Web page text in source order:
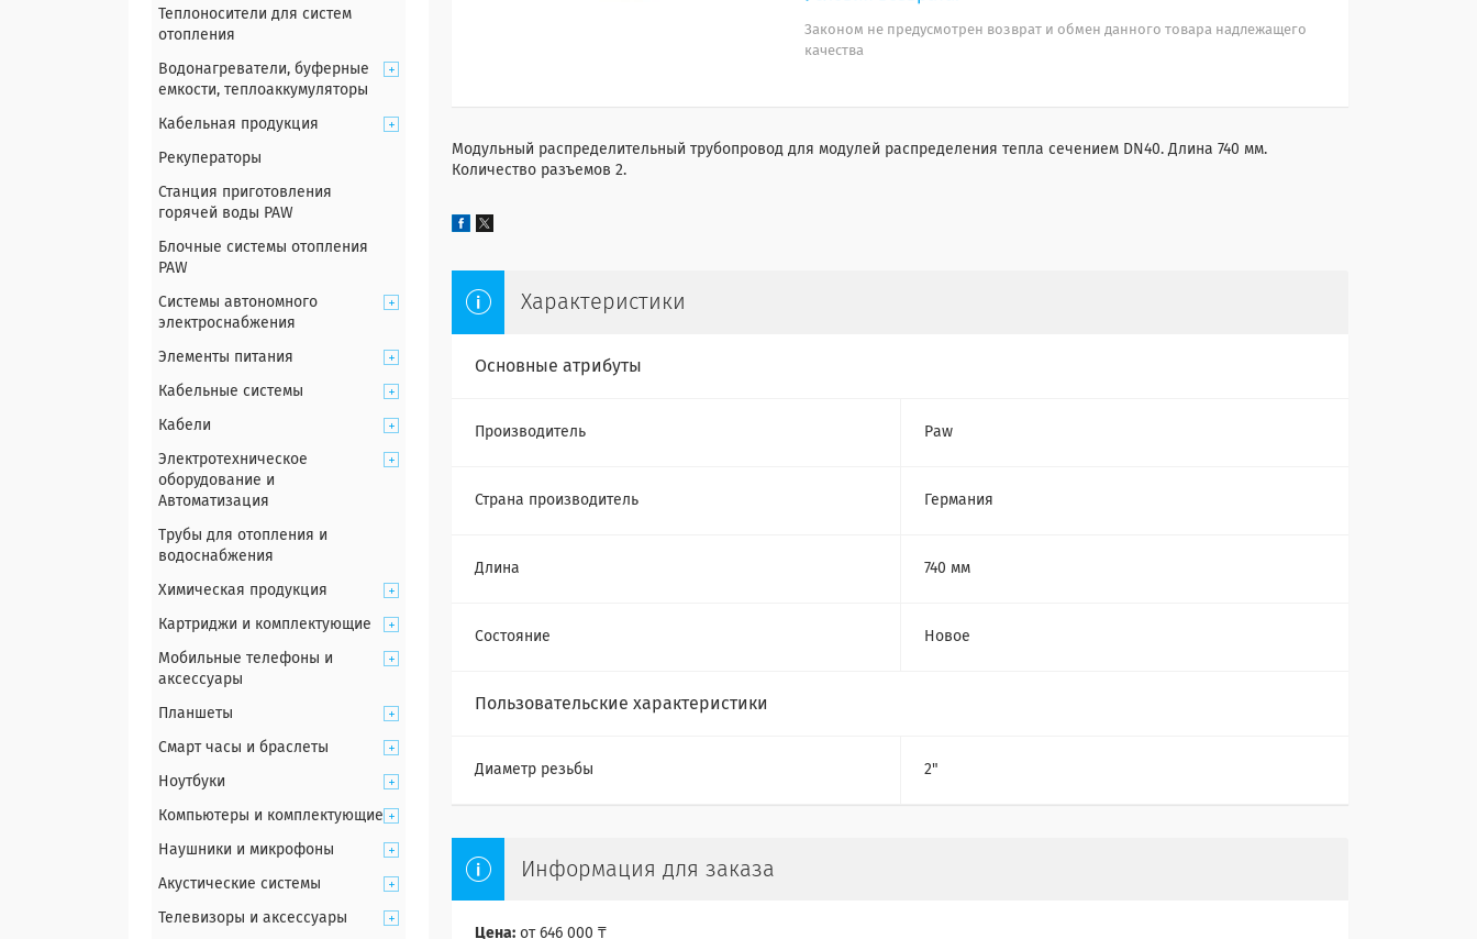
Законом не предусмотрен возврат и обмен данного товара надлежащего
качества
Модульный распределительный трубопровод для модулей распределения тепла сечением DN40. Длина 740 мм.
Количество разъемов 2.
Характеристики
Основные атрибуты
Производитель Paw
Страна производитель Германия
Длина 740 мм
Состояние Новое
Пользовательские характеристики
Диаметр резьбы 2"
Информация для заказа
Цена: от 646 000 ₸
Теплоносители для систем
отопления
Водонагреватели, буферные
емкости, теплоаккумуляторы
Кабельная продукция
Рекуператоры
Станция приготовления
горячей воды PAW
Блочные системы отопления
PAW
Системы автономного
электроснабжения
Элементы питания
Кабельные системы
Кабели
Электротехническое
оборудование и
Автоматизация
Трубы для отопления и
водоснабжения
Химическая продукция
Картриджи и комплектующие
Мобильные телефоны и
аксессуары
Планшеты
Смарт часы и браслеты
Ноутбуки
Компьютеры и комплектующие
Наушники и микрофоны
Акустические системы
Телевизоры и аксессуары